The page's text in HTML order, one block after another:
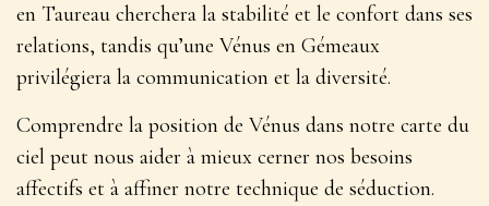
en Taureau cherchera la stabilité et le confort dans ses
relations, tandis qu’une Vénus en Gémeaux
privilégiera la communication et la diversité.
Comprendre la position de Vénus dans notre carte du
ciel peut nous aider à mieux cerner nos besoins
affectifs et à affiner notre technique de séduction.